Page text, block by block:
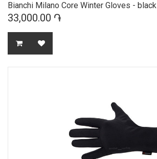
Bianchi Milano Core Winter Gloves -
33,000.00 ֏